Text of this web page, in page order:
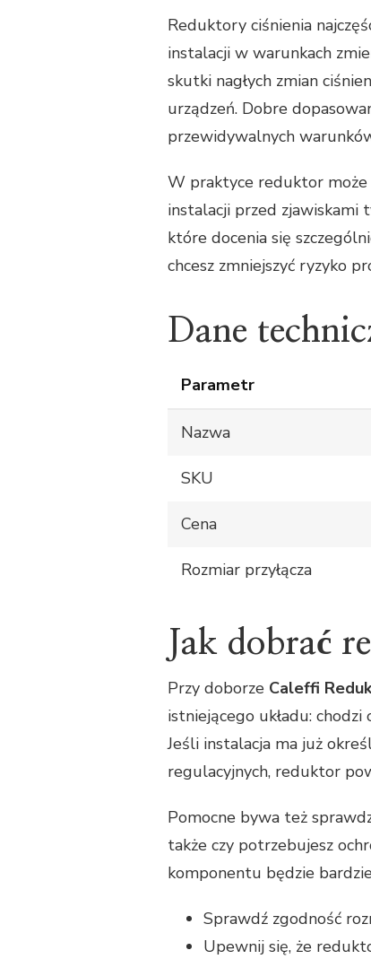
Reduktory ciśnienia
instalacji w warunkach
skutki nagłych zmian
urządzeń. Dobre
przewidywalnych
W praktyce reduktor
instalacji przed zjawiskami
które docenia się
chcesz zmniejszyć ryzyko
Dane
Parametr
Nazwa
SKU
Cena
Rozmiar przyłącza
Jak dobrać
Przy doborze Caleffi
istniejącego układu:
Jeśli instalacja ma już
regulacyjnych, reduktor
Pomocne bywa też
także czy potrzebujesz
komponentu będzie
Sprawdź zgodność
Upewnij się, że